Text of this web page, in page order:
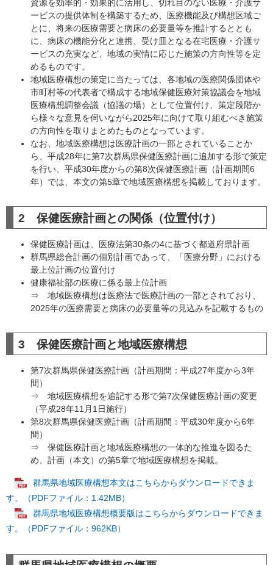
資源を効率的・効果的に活用し、切れ目のない医療・介護サ
ービスの提供体制を構築するため、医療機能及び構想区域ご
とに、将来の医療需要と病床の必要量等を推計するととも
に、病床の機能分化と連携、受け皿となる在宅医療・介護サ
ービスの充実など、地域の実情に応じた施策の方向性等を定
めるものです。
地域医療構想の策定に当たっては、各地域の医療関係団体や
市町村等の代表者で構成する地域保健医療対策協議会を地域
医療構想調整会議（協議の場）として位置付け、策定段階か
ら様々な意見を伺いながら2025年に向けて取り組むべき施策
の方向性を取りまとめたものとなっています。
なお、地域医療構想は医療計画の一部とされていることか
ら、平成28年に第7次群馬県保健医療計画に追加する形で策定
を行い、平成30年度からの第8次保健医療計画（計画期間6
年）では、本文の第5章で地域医療構想を掲載しております。
2 保健医療計画との関係（位置付け）
保健医療計画は、医療法第30条の4に基づく都道府県計画
群馬県総合計画の個別計画であって、「医療分野」における
最上位計画の位置付け
健康福祉部の医療に係る最上位計画
⇒ 地域医療構想は医療法で医療計画の一部とされており、
2025年の医療需要と病床の必要量等の見込みを記載するもの
3 保健医療計画と地域医療構想
第7次群馬県保健医療計画（計画期間：平成27年度から3年
間）
⇒ 地域医療構想を追記する形で第7次保健医療計画の変更
（平成28年11月1日施行）
第8次群馬県保健医療計画（計画期間：平成30年度から6年
間）
⇒ 保健医療計画と地域医療構想の一体的な推進を図るた
め、計画（本文）の第5章で地域医療構想を掲載。
群馬県地域医療構想本文はこちらからダウンロードできま
す。（PDFファイル：1.42MB）
群馬県地域医療構想概要版はこちらからダウンロードできま
す。（PDFファイル：962KB）